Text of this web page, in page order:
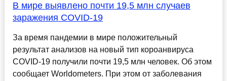
В мире выявлено почти 19,5 млн случаев
заражения COVID-19
За время пандемии в мире положительный
результат анализов на новый тип короанвируса
COVID-19 получили почти 19,5 млн человек. Об этом
сообщает Worldometers. При этом от заболевания